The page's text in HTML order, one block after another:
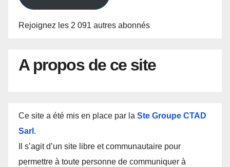
Rejoignez les 2 091 autres abonnés
A propos de ce site
Ce site a été mis en place par la Ste Groupe CTAD
Sarl .
Il s’agit d’un site libre et communautaire pour
permettre à toute personne de communiquer à